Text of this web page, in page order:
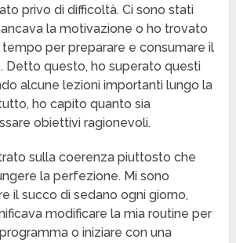
privo di difficoltà. Ci sono stati
la motivazione o ho trovato
per preparare e consumare il
Detto questo, ho superato questi
alcune lezioni importanti lungo la
ho capito quanto sia
obiettivi ragionevoli.
sulla coerenza piuttosto che
la perfezione. Mi sono
il succo di sedano ogni giorno,
modificare la mia routine per
o iniziare con una